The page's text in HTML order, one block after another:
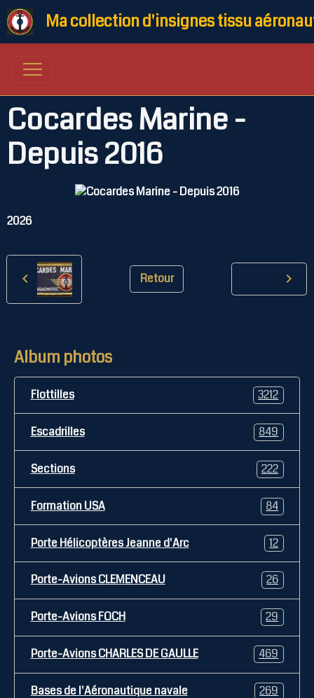
Ma collection d'insignes tissu
Cocardes Marine -
Depuis 2016
2026
Retour
Album photos
Flottilles 3212
Escadrilles 849
Sections 222
Formation USA 84
Porte Hélicoptères Jeanne d'Arc 12
Porte-Avions CLEMENCEAU 26
Porte-Avions FOCH 29
Porte-Avions CHARLES DE GAULLE 469
Bases de l'Aéronautique navale 269